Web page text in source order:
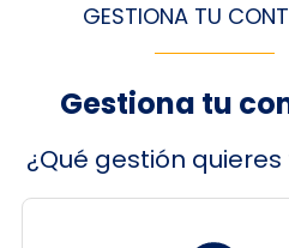
GESTIONA TU
Gestiona tu
¿Qué gestión